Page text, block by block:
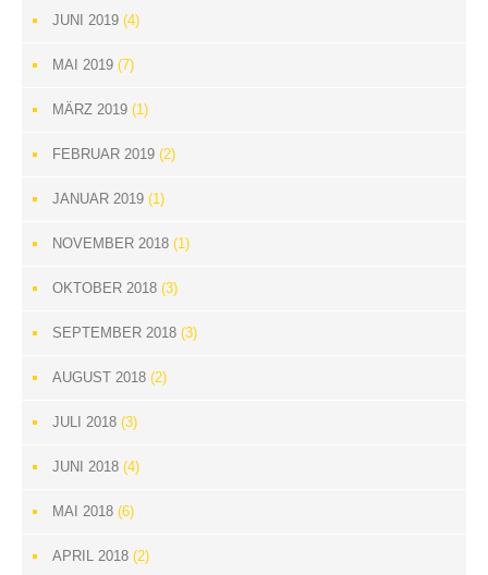
JUNI 2019 (4)
MAI 2019 (7)
MÄRZ 2019 (1)
FEBRUAR 2019 (2)
JANUAR 2019 (1)
NOVEMBER 2018 (1)
OKTOBER 2018 (3)
SEPTEMBER 2018 (3)
AUGUST 2018 (2)
JULI 2018 (3)
JUNI 2018 (4)
MAI 2018 (6)
APRIL 2018 (2)